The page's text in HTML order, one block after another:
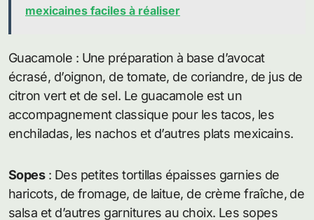
mexicaines faciles à réaliser
Guacamole : Une préparation à base d’avocat
écrasé, d’oignon, de tomate, de coriandre, de jus de
citron vert et de sel. Le guacamole est un
accompagnement classique pour les tacos, les
enchiladas, les nachos et d’autres plats mexicains.
Sopes: Des petites tortillas épaisses garnies de
haricots, de fromage, de laitue, de crème fraîche, de
salsa et d’autres garnitures au choix. Les sopes